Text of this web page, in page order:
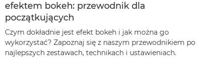
efektem bokeh: przewodnik dla
początkujących
Czym dokładnie jest efekt bokeh i jak można go
wykorzystać? Zapoznaj się z naszym przewodnikiem po
najlepszych zestawach, technikach i ustawieniach.